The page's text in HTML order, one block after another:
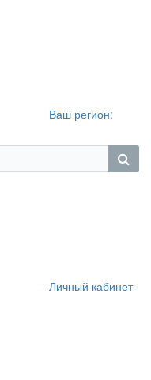
Ваш регион:
Личный кабинет